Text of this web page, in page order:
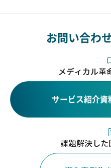
お問い合わ
メディカル革
サービス紹介資
課題解決し